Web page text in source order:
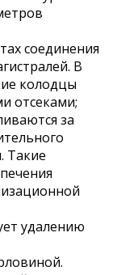
соединения
В
колодцы
отсеками;
за
Такие
удалению